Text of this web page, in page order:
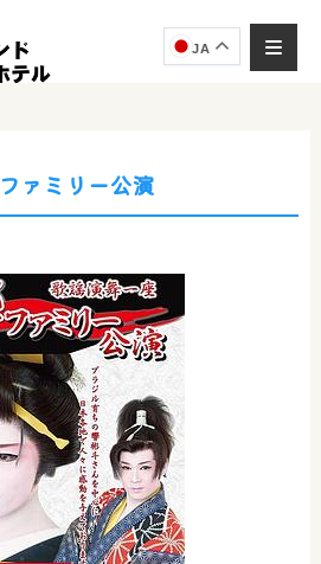
JA
ァミリー公演
ド AIコンシェルジュです。
いします。